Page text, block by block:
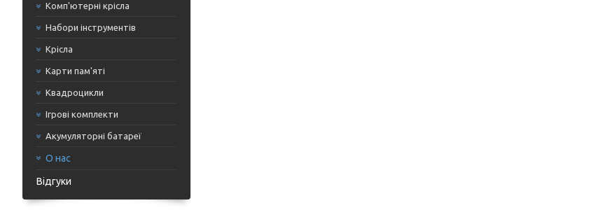
Комп'ютерні крісла
Набори інструментів
Крісла
Карти пам'яті
Квадроцикли
Ігрові комплекти
Акумуляторні батареї
О нас
Відгуки